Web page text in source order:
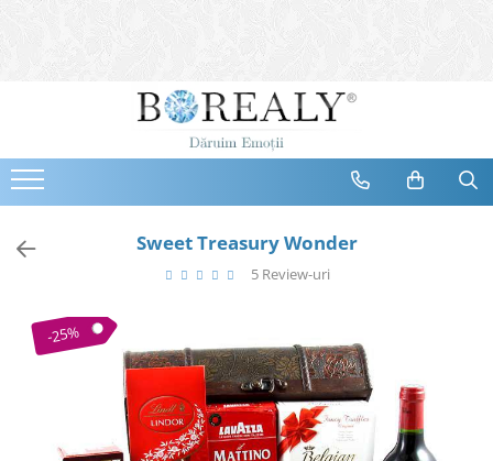
Bijuterii
Cercei
Bratari
Coliere
Tiare
Destinatari
Bijuterii Femei
Bijuterii Copii
Bijuterii Mirese
Sweet Treasury Wonder
5 Review-uri
-25%